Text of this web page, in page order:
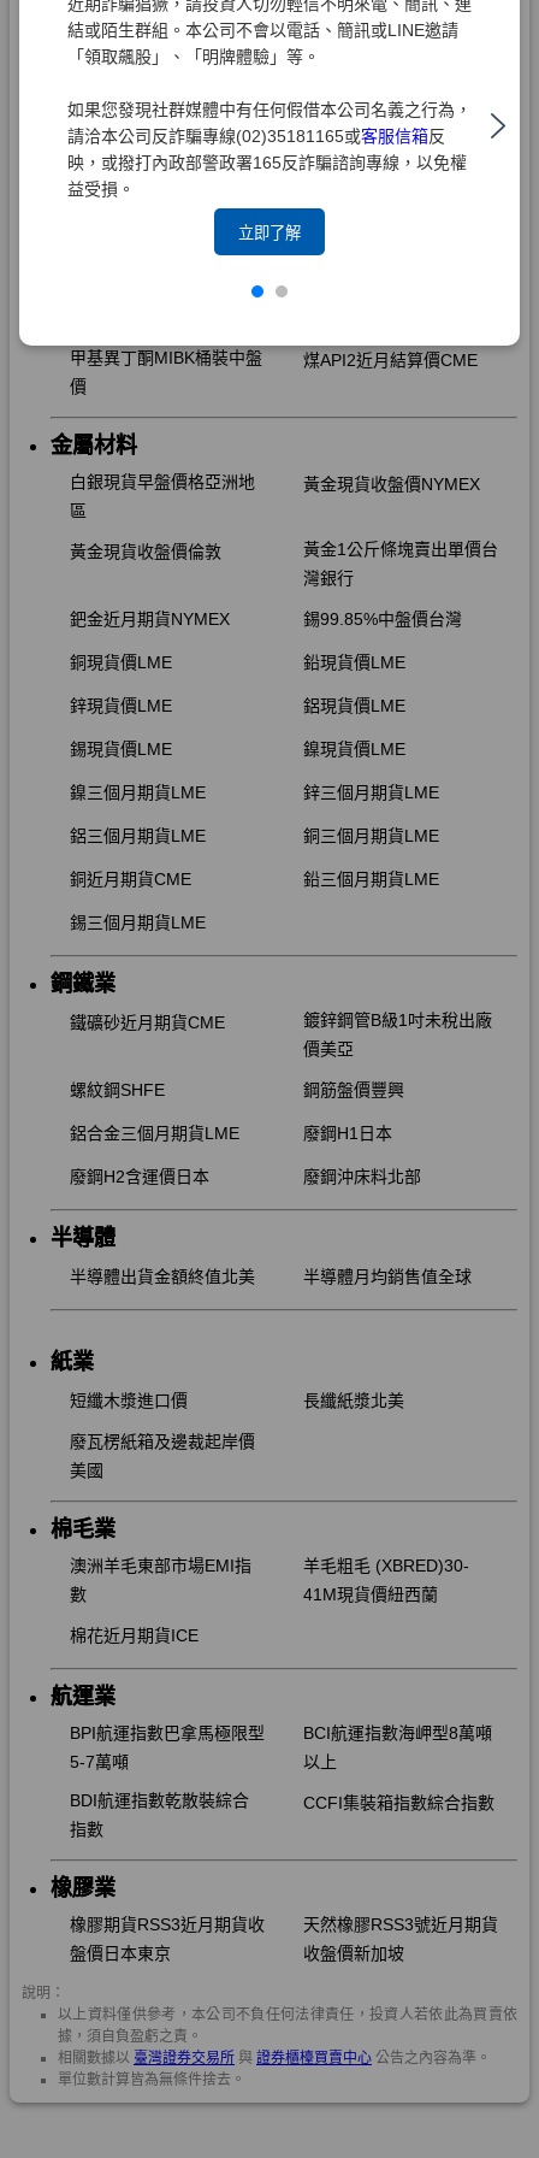
結或陌生群組。本公司不會以電話、簡訊或LINE邀請
「領取飆股」、「明牌體驗」等。
如果您發現社群媒體中有任何假借本公司名義之行為，
請洽本公司反詐騙專線(02)35181165或客服信箱反
映，或撥打內政部警政署165反詐騙諮詢專線，以免權
益受損。
立即了解